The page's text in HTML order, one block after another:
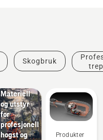
Skogbruk
Materiell
og utstyr
for
profesjonell
hogst og
Produkter
og
innovasjoner
Produkter